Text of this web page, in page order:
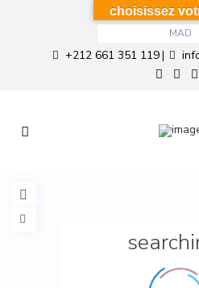
MAD
+212 661 351 119|
choisissez